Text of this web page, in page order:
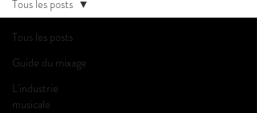
Tous les posts
Guide du mixage
L'industrie
musicale
Tous les posts